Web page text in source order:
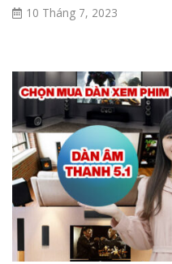
10 Tháng 7, 2023